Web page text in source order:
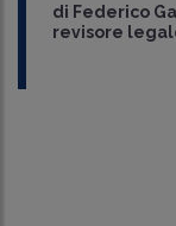
di Federico
revisore